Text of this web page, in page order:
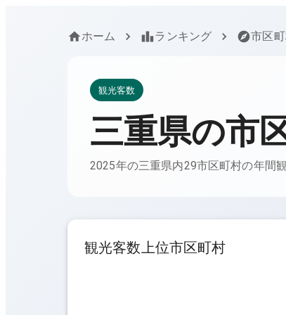
ホーム ランキング 市区
観光客数
三重県の市
2025年の三重県内29市区町村の年間
観光客数上位市区町村